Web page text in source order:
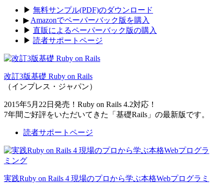
▶ 無料サンプル(PDF)のダウンロード
▶ Amazonでペーパーバック版を購入
▶ 直販によるペーパーバック版の購入
▶ 読者サポートページ
改訂3版基礎 Ruby on Rails
（インプレス・ジャパン）
2015年5月22日発売！Ruby on Rails 4.2対応！
7年間ご好評をいただいてきた「基礎Rails」の最新版です。
読者サポートページ
実践Ruby on Rails 4 現場のプロから学ぶ本格Webプログラミ